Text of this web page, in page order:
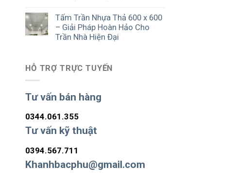
Tấm Trần Nhựa Thả 600 x 600
– Giải Pháp Hoàn Hảo Cho
Trần Nhà Hiện Đại
HỖ TRỢ TRỰC TUYẾN
Tư vấn bán hàng
0344.061.355
Tư vấn kỹ thuật
0394.567.711
Khanhbacphu@gmail.com